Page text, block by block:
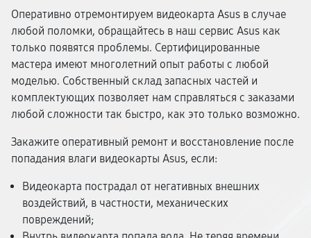
Оперативно отремонтируем видеокарта Asus в случае
любой поломки, обращайтесь в наш сервис Asus как
только появятся проблемы. Сертифицированные
мастера имеют многолетний опыт работы с любой
моделью. Собственный склад запасных частей и
комплектующих позволяет нам справляться с заказами
любой сложности так быстро, как это только возможно.
Закажите оперативный ремонт и восстановление после
попадания влаги видеокарты Asus, если:
Видеокарта пострадал от негативных внешних
воздействий, в частности, механических
повреждений;